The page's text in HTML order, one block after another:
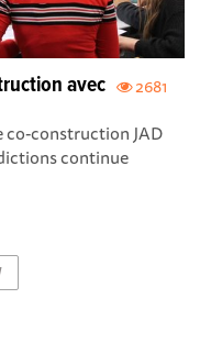
2681
avec
co-construction JAD
continue